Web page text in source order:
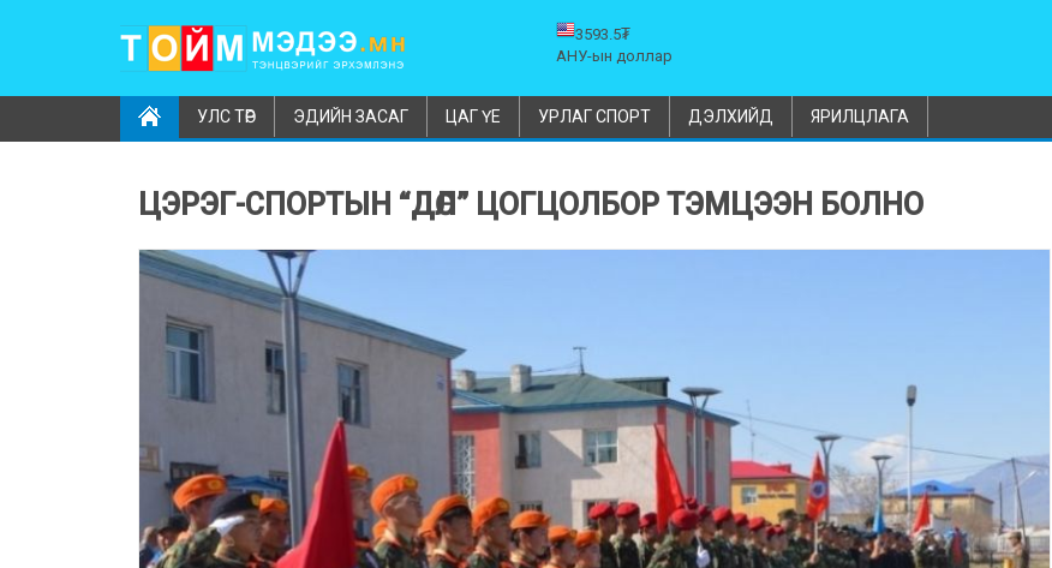
3593.5₮
АНУ-ын доллар
УЛС ТӨР ЭДИЙН ЗАСАГ ЦАГ ҮЕ УРЛАГ СПОРТ ДЭЛХИЙД ЯРИЛЦЛАГА
ЦЭРЭГ-СПОРТЫН “ДӨЛ” ЦОГЦОЛБОР ТЭМЦЭЭН БОЛНО